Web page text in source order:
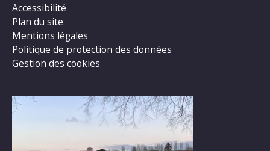
Accessibilité
Plan du site
Mentions légales
Politique de protection des données
Gestion des cookies